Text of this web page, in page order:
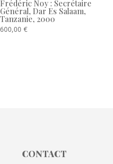
Frédéric Noy : Secrétaire
Général, Dar Es Salaam,
Tanzanie, 2000
600,00 €
CONTACT